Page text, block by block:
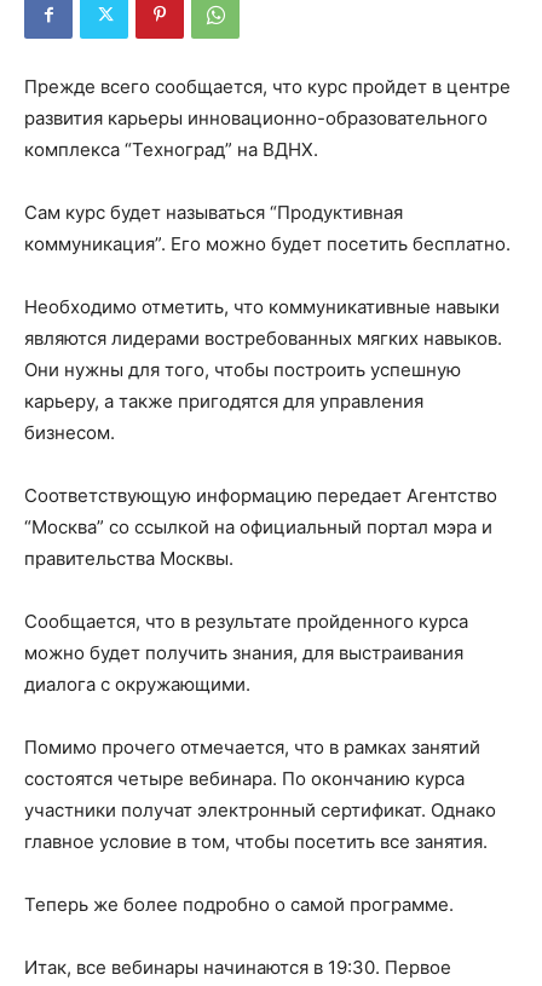
Прежде всего сообщается, что курс пройдет в центре
развития карьеры инновационно-образовательного
комплекса “Техноград” на ВДНХ.
Сам курс будет называться “Продуктивная
коммуникация”. Его можно будет посетить бесплатно.
Необходимо отметить, что коммуникативные навыки
являются лидерами востребованных мягких навыков.
Они нужны для того, чтобы построить успешную
карьеру, а также пригодятся для управления
бизнесом.
Соответствующую информацию передает Агентство
“Москва” со ссылкой на официальный портал мэра и
правительства Москвы.
Сообщается, что в результате пройденного курса
можно будет получить знания, для выстраивания
диалога с окружающими.
Помимо прочего отмечается, что в рамках занятий
состоятся четыре вебинара. По окончанию курса
участники получат электронный сертификат. Однако
главное условие в том, чтобы посетить все занятия.
Теперь же более подробно о самой программе.
Итак, все вебинары начинаются в 19:30. Первое